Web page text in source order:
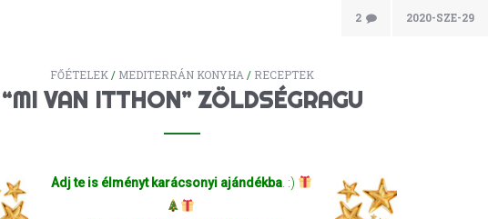
2 2020-SZE-29
FŐÉTELEK / MEDITERRÁN KONYHA / RECEPTEK
“MI VAN ITTHON” ZÖLDSÉGRAGU
Adj te is élményt karácsonyi ajándékba . :)